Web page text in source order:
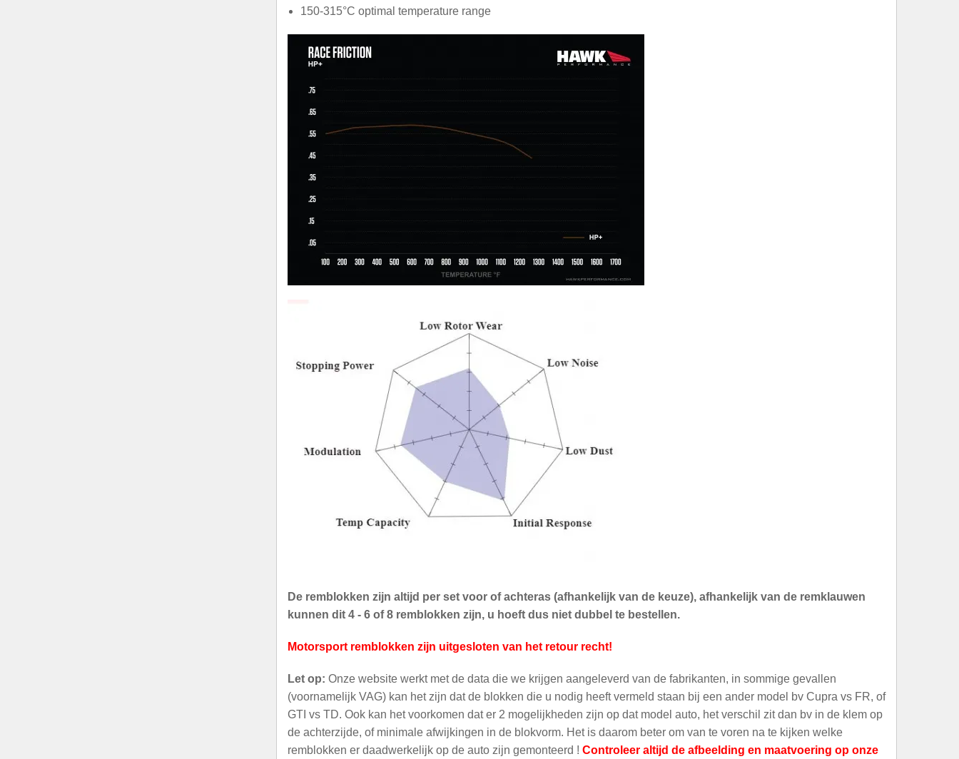
150-315°C optimal temperature range
De remblokken zijn altijd per set voor of achteras (afhankelijk van de keuze), afhankelijk van de remklauwen
kunnen dit 4 - 6 of 8 remblokken zijn, u hoeft dus niet dubbel te bestellen.
Motorsport remblokken zijn uitgesloten van het retour recht!
Let op: Onze website werkt met de data die we krijgen aangeleverd van de fabrikanten, in sommige gevallen
(voornamelijk VAG) kan het zijn dat de blokken die u nodig heeft vermeld staan bij een ander model bv Cupra vs FR, of
GTI vs TD. Ook kan het voorkomen dat er 2 mogelijkheden zijn op dat model auto, het verschil zit dan bv in de klem op
de achterzijde, of minimale afwijkingen in de blokvorm. Het is daarom beter om van te voren na te kijken welke
remblokken er daadwerkelijk op de auto zijn gemonteerd ! Controleer altijd de afbeelding en maatvoering op onze